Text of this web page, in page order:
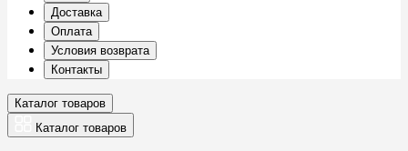
Доставка
Оплата
Условия возврата
Контакты
Каталог товаров
Каталог товаров